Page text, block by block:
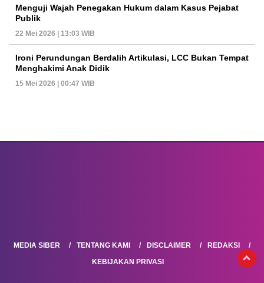
Menguji Wajah Penegakan Hukum dalam Kasus Pejabat
Publik
22 Mei 2026 | 13:03 WIB
Ironi Perundungan Berdalih Artikulasi, LCC Bukan Tempat
Menghakimi Anak Didik
15 Mei 2026 | 00:47 WIB
MEDIA SIBER TENTANG KAMI DISCLAIMER
REDAKSI
KEBIJAKAN PRIVASI